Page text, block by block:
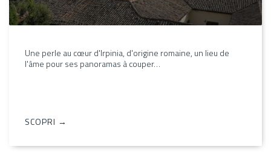
Une perle au cœur d'Irpinia, d'origine romaine, un lieu de
l'âme pour ses panoramas à couper…
SCOPRI →